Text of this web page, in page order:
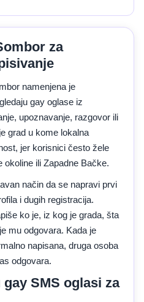
za
namenjena je
gay oglase iz
upoznavanje, razgovor ili
grad u kome lokalna
jer korisnici često žele
ili Zapadne Bačke.
način da se napravi prvi
i dugih registracija.
ko je, iz kog je grada, šta
mu odgovara. Kada je
napisana, druga osoba
odgovara.
SMS oglasi za